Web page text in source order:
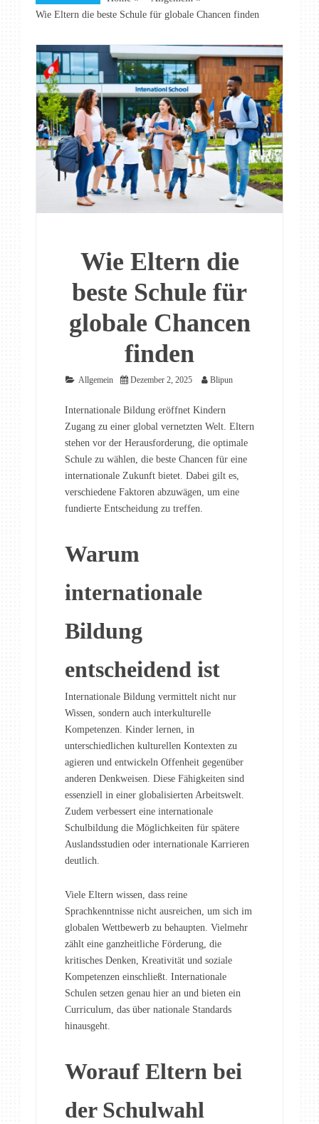
Wie Eltern die beste Schule für globale Chancen finden
Wie Eltern die
beste Schule für
globale Chancen
finden
Allgemein Dezember 2, 2025 Blipun
Internationale Bildung eröffnet Kindern
Zugang zu einer global vernetzten Welt. Eltern
stehen vor der Herausforderung, die optimale
Schule zu wählen, die beste Chancen für eine
internationale Zukunft bietet. Dabei gilt es,
verschiedene Faktoren abzuwägen, um eine
fundierte Entscheidung zu treffen.
Warum
internationale
Bildung
entscheidend ist
Internationale Bildung vermittelt nicht nur
Wissen, sondern auch interkulturelle
Kompetenzen. Kinder lernen, in
unterschiedlichen kulturellen Kontexten zu
agieren und entwickeln Offenheit gegenüber
anderen Denkweisen. Diese Fähigkeiten sind
essenziell in einer globalisierten Arbeitswelt.
Zudem verbessert eine internationale
Schulbildung die Möglichkeiten für spätere
Auslandsstudien oder internationale Karrieren
deutlich.
Viele Eltern wissen, dass reine
Sprachkenntnisse nicht ausreichen, um sich im
globalen Wettbewerb zu behaupten. Vielmehr
zählt eine ganzheitliche Förderung, die
kritisches Denken, Kreativität und soziale
Kompetenzen einschließt. Internationale
Schulen setzen genau hier an und bieten ein
Curriculum, das über nationale Standards
hinausgeht.
Worauf Eltern bei
der Schulwahl